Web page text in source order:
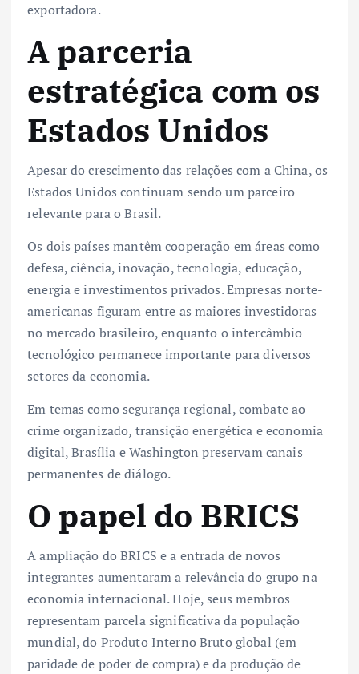
exportadora.
A parceria
estratégica com os
Estados Unidos
Apesar do crescimento das relações com a China, os
Estados Unidos continuam sendo um parceiro
relevante para o Brasil.
Os dois países mantêm cooperação em áreas como
defesa, ciência, inovação, tecnologia, educação,
energia e investimentos privados. Empresas norte-
americanas figuram entre as maiores investidoras
no mercado brasileiro, enquanto o intercâmbio
tecnológico permanece importante para diversos
setores da economia.
Em temas como segurança regional, combate ao
crime organizado, transição energética e economia
digital, Brasília e Washington preservam canais
permanentes de diálogo.
O papel do BRICS
A ampliação do BRICS e a entrada de novos
integrantes aumentaram a relevância do grupo na
economia internacional. Hoje, seus membros
representam parcela significativa da população
mundial, do Produto Interno Bruto global (em
paridade de poder de compra) e da produção de